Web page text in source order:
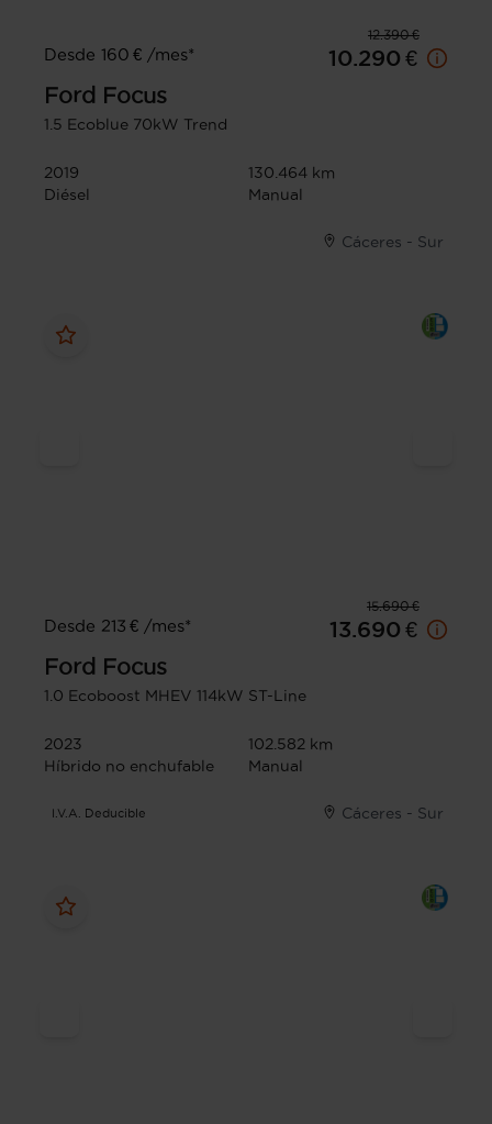
12.390 €
Desde 160 € /mes*
10.290 €
Ford Focus
1.5 Ecoblue 70kW Trend
2019
130.464 km
Diésel
Manual
Cáceres - Sur
15.690 €
Desde 213 € /mes*
13.690 €
Ford Focus
1.0 Ecoboost MHEV 114kW ST-Line
2023
102.582 km
Híbrido no enchufable
Manual
I.V.A. Deducible Cáceres - Sur